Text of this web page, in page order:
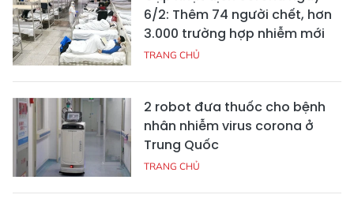
6/2: Thêm 74 người chết, hơn
3.000 trường hợp nhiễm mới
TRANG CHỦ
2 robot đưa thuốc cho bệnh
nhân nhiễm virus corona ở
Trung Quốc
TRANG CHỦ